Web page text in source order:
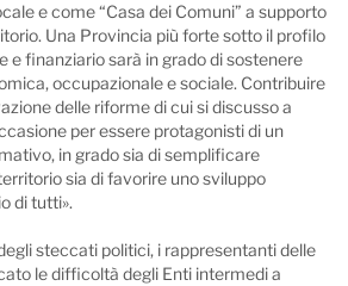
e come “Casa dei Comuni” a supporto
Una Provincia più forte sotto il profilo
e finanziario sarà in grado di sostenere
occupazionale e sociale. Contribuire
delle riforme di cui si discusso a
per essere protagonisti di un
in grado sia di semplificare
sia di favorire uno sviluppo
di tutti».
steccati politici, i rappresentanti delle
le difficoltà degli Enti intermedi a